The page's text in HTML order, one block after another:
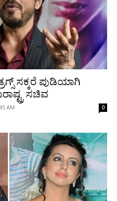
ಸಕ್ಕರೆ ಪುಡಿಯಾಗಿ
ಸಚಿವ
AM 0